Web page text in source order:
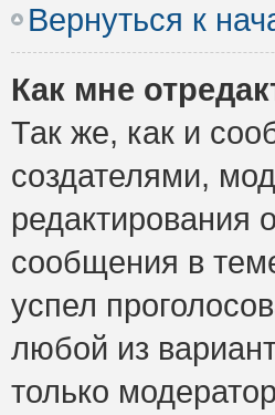
Вернуться к
Как мне
Так же, как и
создателями,
редактирования
сообщения в
успел
любой из
только